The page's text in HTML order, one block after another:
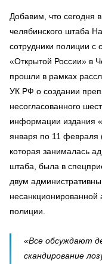
Добавим, что сегодня
челябинского штаба
сотрудники полиции
«Открытой России» в
прошли в рамках
УК РФ о создании
несогласованного
информации издания
января по 11 февраля
которая занималась
штаба, была в
двум
несанкционированной
полиции.
«Все обсуждают
скандирование